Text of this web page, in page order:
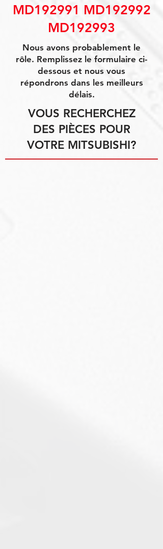
MD192991 MD192992
MD192993
Nous avons probablement le
rôle. Remplissez le formulaire ci-
dessous et nous vous
répondrons dans les meilleurs
délais.
VOUS RECHERCHEZ
DES PIÈCES POUR
VOTRE MITSUBISHI?